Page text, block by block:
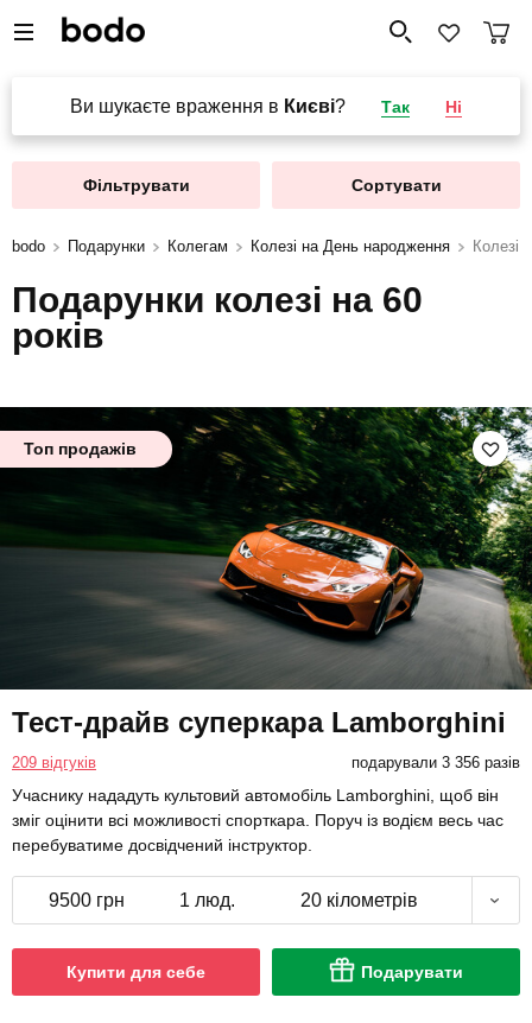
Ви шукаєте враження в Києві? Так Ні
Фільтрувати Сортувати
bodo Подарунки Колегам Колезі на День народження Колезі
Подарунки колезі на 60
років
Топ продажів
Тест-драйв суперкара Lamborghini
209 відгуків подарували 3 356 разів
Учаснику нададуть культовий автомобіль Lamborghini, щоб він
зміг оцінити всі можливості спорткара. Поруч із водієм весь час
перебуватиме досвідчений інструктор.
9500 грн 1 люд. 20 кілометрів
Купити для себе Подарувати